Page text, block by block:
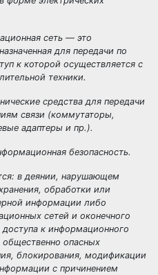
сеть — это
для передачи по
к которой осуществляется с
техники.
средства для передачи
связи (коммутаторы,
адаптеры и пр.).
безопасность.
в деянии, нарушающем
обработки или
информации либо
сетей и оконечного
к информационного
опасных
блокирования, модификации
с причинением